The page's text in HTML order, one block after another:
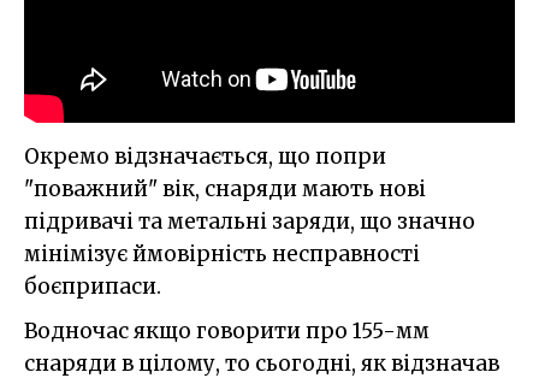
Окремо відзначається, що попри
"поважний" вік, снаряди мають нові
підривачі та метальні заряди, що значно
мінімізує ймовірність несправності
боєприпаси.
Водночас якщо говорити про 155-мм
снаряди в цілому, то сьогодні, як відзначав